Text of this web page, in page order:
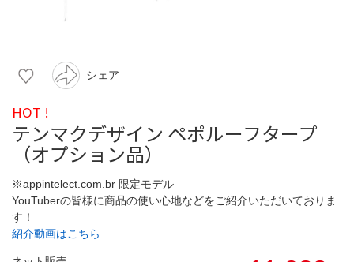
シェア
HOT !
テンマクデザイン ペポルーフタープ
（オプション品）
※appintelect.com.br 限定モデル
YouTuberの皆様に商品の使い心地などをご紹介いただいておりま
す！
紹介動画はこちら